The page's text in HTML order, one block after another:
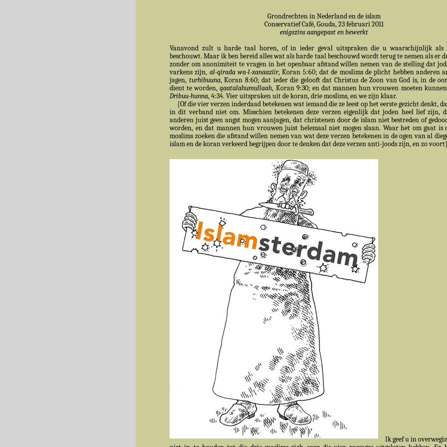
Grondrechten in Nederland en de islam
Conservatief Café, Gouda, 23 februari 2011
enigszins aangepast en bewerkt
Vanavond zult u harde taal horen, of in ieder geval uitspraken die u waarschijnlijk als
beschouwt. Maar ik ben bereid alles wat als harde taal beschouwd wordt terug te nemen als er
zonder om anonimiteit te vragen in het openbaar afstand willen nemen van de stelling dat
varkens zijn, al-qirada wa-l-xanaaziir, Koran 5:60; dat de moslims de plicht hebben anderen
jagen, turhibuuna, Koran 8:60; dat ieder die gelooft dat Christus de Zoon van God is, in de
dient te worden,qaatalahumullaah, Koran 9:30; en dat mannen hun vrouwen moeten
Dribuu-hunna, 4:34. Vier uitspraken uit de koran, drie moslims, en we zijn klaar.
[Of die vier verzen inderdaad betekenen wat iemand die ze leest op het eerste gezicht denkt,
in dit verband niet om. Misschien betekenen deze verzen eigenlijk dat joden heel lief zijn,
anderen juist geen angst mogen aanjagen, dat christenen door de islam niet bestreden of
worden, en dat mannen hun vrouwen juist helemaal niet mogen slaan. Waar het om gaat is
moslims zoeken die afstand willen nemen van wat deze verzen betekenen in de ogen van al
islam en de koran verkeerd begrijpen door te denken dat deze verzen anti-joods zijn, en zo
Ik geef u in